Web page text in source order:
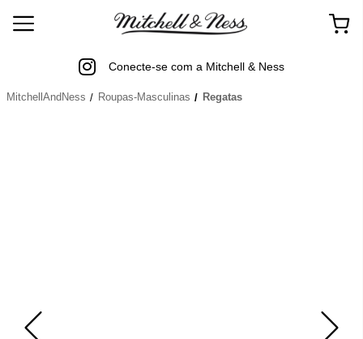
Conecte-se com a Mitchell & Ness
MitchellAndNess Roupas-Masculinas Regatas